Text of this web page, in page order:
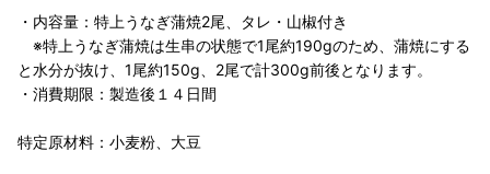
・内容量：特上うなぎ蒲焼2尾、タレ・山椒付き
※特上うなぎ蒲焼は生串の状態で1尾約190gのため、蒲焼にする
と水分が抜け、1尾約150g、2尾で計300g前後となります。
・消費期限：製造後１４日間
特定原材料：小麦粉、大豆